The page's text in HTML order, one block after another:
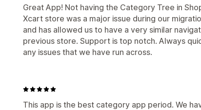
Great App! Not having the Category Tree in
Xcart store was a major issue during our
and has allowed us to have a very similar
previous store. Support is top notch. Always
any issues that we have run across.
This app is the best category app period. We